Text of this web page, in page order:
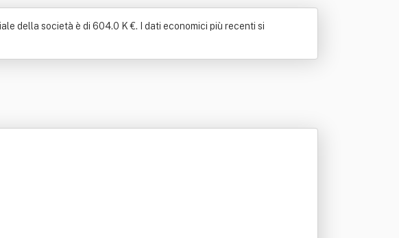
della società è di 604.0 K €. I dati economici più recenti si